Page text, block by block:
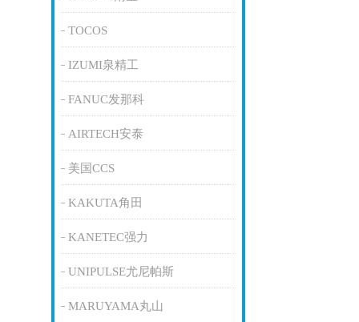
TOCOS
IZUMI泉精工
FANUC发那科
AIRTECH安泰
美国CCS
KAKUTA角田
KANETEC强力
UNIPULSE尤尼帕斯
MARUYAMA丸山